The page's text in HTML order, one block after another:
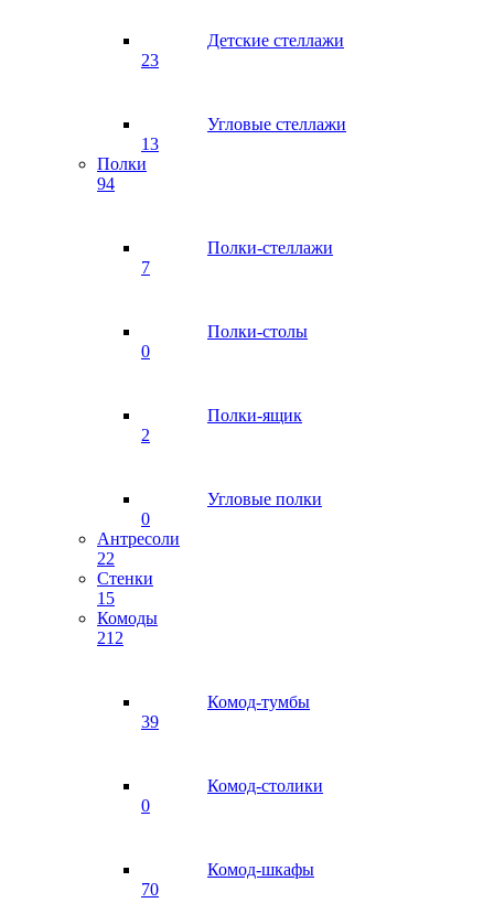
Детские стеллажи
23
Угловые стеллажи
13
Полки
94
Полки-стеллажи
7
Полки-столы
0
Полки-ящик
2
Угловые полки
0
Антресоли
22
Стенки
15
Комоды
212
Комод-тумбы
39
Комод-столики
0
Комод-шкафы
70